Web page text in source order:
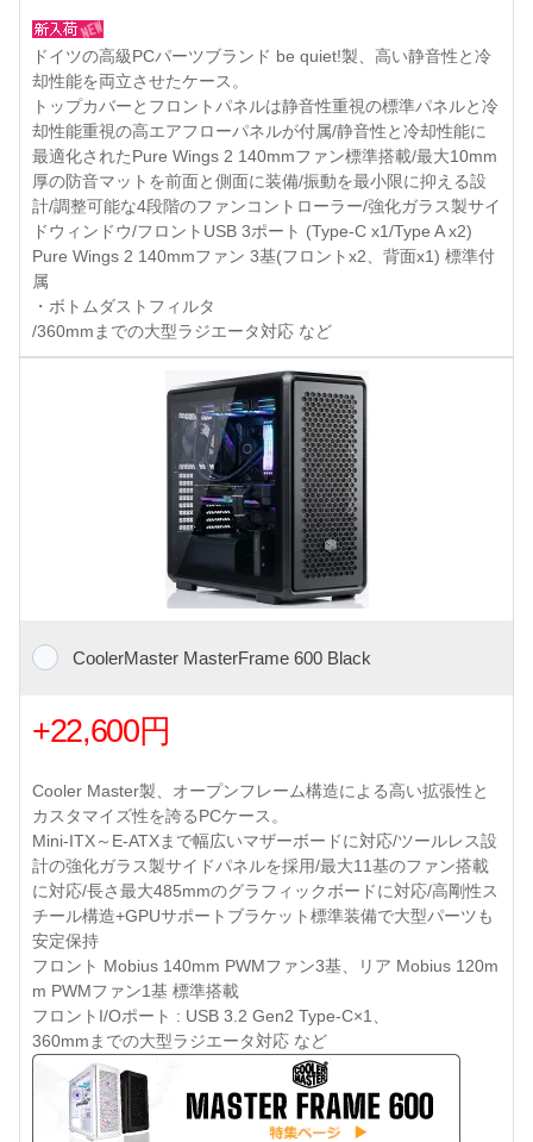
ドイツの高級PCパーツブランド be quiet!製、高い静音性と冷
却性能を両立させたケース。
トップカバーとフロントパネルは静音性重視の標準パネルと冷
却性能重視の高エアフローパネルが付属/静音性と冷却性能に
最適化されたPure Wings 2 140mmファン標準搭載/最大10mm
厚の防音マットを前面と側面に装備/振動を最小限に抑える設
計/調整可能な4段階のファンコントローラー/強化ガラス製サイ
ドウィンドウ/フロントUSB 3ポート (Type-C x1/Type A x2)
Pure Wings 2 140mmファン 3基(フロントx2、背面x1) 標準付
属
・ボトムダストフィルタ
/360mmまでの大型ラジエータ対応 など
CoolerMaster MasterFrame 600 Black
+22,600円
Cooler Master製、オープンフレーム構造による高い拡張性と
カスタマイズ性を誇るPCケース。
Mini-ITX～E-ATXまで幅広いマザーボードに対応/ツールレス設
計の強化ガラス製サイドパネルを採用/最大11基のファン搭載
に対応/長さ最大485mmのグラフィックボードに対応/高剛性ス
チール構造+GPUサポートブラケット標準装備で大型パーツも
安定保持
フロント Mobius 140mm PWMファン3基、リア Mobius 120m
m PWMファン1基 標準搭載
フロントI/Oポート : USB 3.2 Gen2 Type-C×1、
360mmまでの大型ラジエータ対応 など